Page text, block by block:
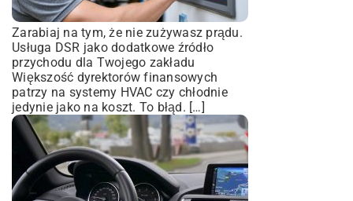
Zarabiaj na tym, że nie zużywasz prądu.
Usługa DSR jako dodatkowe źródło
przychodu dla Twojego zakładu
Większość dyrektorów finansowych
patrzy na systemy HVAC czy chłodnie
jedynie jako na koszt. To błąd. […]